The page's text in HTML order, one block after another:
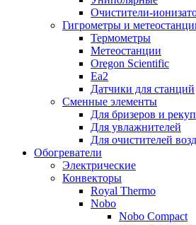
Очистители-
Гигрометры и
Термометры
Метеостанции
Oregon Scientific
Ea2
Датчики для станций
Сменные элементы
Для бризеров и
Для увлажнителей
Для очистителей
Обогреватели
Электрические
Конвекторы
Royal Thermo
Nobo
Nobo Compact